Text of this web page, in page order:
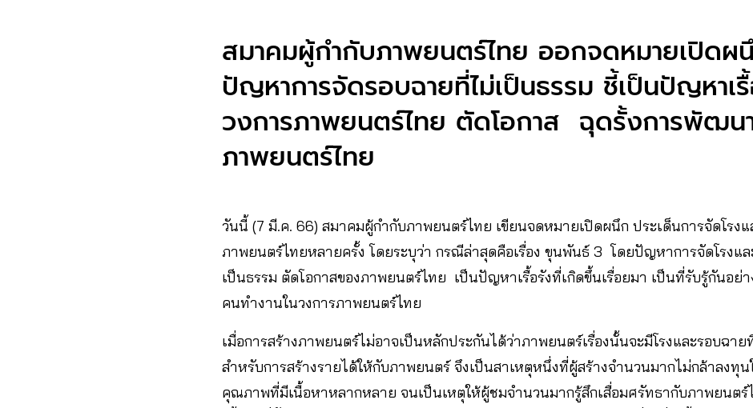
สมาคมผู้กำกับภาพยนตร์ไทย ออกจดหมายเปิดผ
ปัญหาการจัดรอบฉายที่ไม่เป็นธรรม ชี้เป็นปัญหาเ
วงการภาพยนตร์ไทย ตัดโอกาส ฉุดรั้งการพัฒน
ภาพยนตร์ไทย
วันนี้ (7 มี.ค. 66) สมาคมผู้กำกับภาพยนตร์ไทย เขียนจดหมายเปิดผนึก ประเด็นการจัดโรงแ
ภาพยนตร์ไทยหลายครั้ง โดยระบุว่า กรณีล่าสุดคือเรื่อง ขุนพันธ์ 3 โดยปัญหาการจัดโรงแ
เป็นธรรม ตัดโอกาสของภาพยนตร์ไทย เป็นปัญหาเรื้อรังที่เกิดขึ้นเรื่อยมา เป็นที่รับรู้กันอย่า
คนทำงานในวงการภาพยนตร์ไทย
เมื่อการสร้างภาพยนตร์ไม่อาจเป็นหลักประกันได้ว่าภาพยนตร์เรื่องนั้นจะมีโรงและรอบฉาย
สำหรับการสร้างรายได้ให้กับภาพยนตร์ จึงเป็นสาเหตุหนึ่งที่ผู้สร้างจำนวนมากไม่กล้าลงทุ
คุณภาพที่มีเนื้อหาหลากหลาย จนเป็นเหตุให้ผู้ชมจำนวนมากรู้สึกเสื่อมศรัทธากับภาพยนตร์